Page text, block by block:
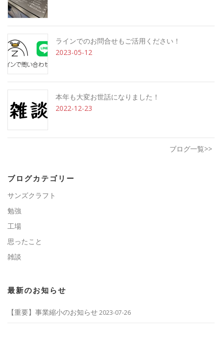
ラインでのお問合せもご活用ください！
2023-05-12
本年も大変お世話になりました！
2022-12-23
ブログ一覧>>
ブログカテゴリー
サンズクラフト
勉強
工場
思ったこと
雑談
最新のお知らせ
【重要】事業縮小のお知らせ2023-07-26